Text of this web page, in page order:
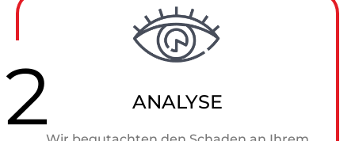
2 ANALYSE